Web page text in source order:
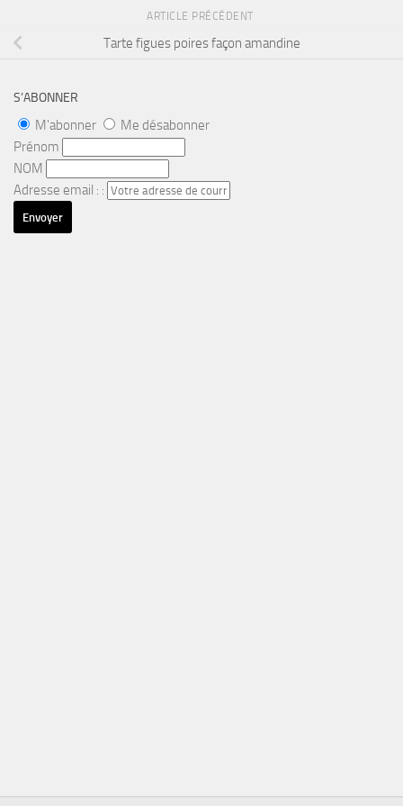
ARTICLE PRÉCÉDENT
Tarte figues poires façon amandine
S’ABONNER
M'abonner
Me désabonner
Prénom
NOM
Adresse email : :